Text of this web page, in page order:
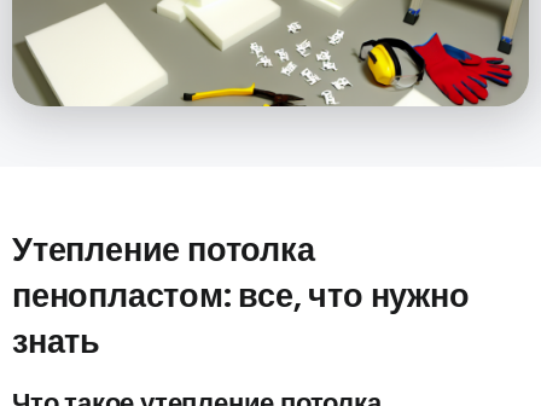
Утепление потолка
пенопластом: все, что нужно
знать